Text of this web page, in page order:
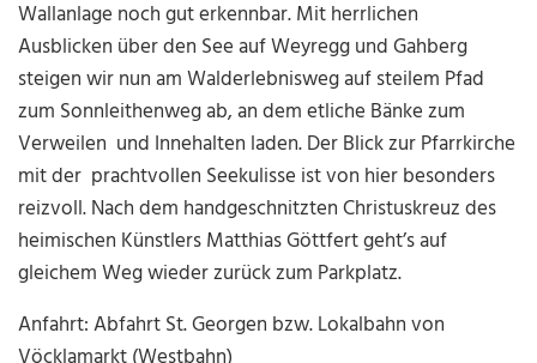
Wallanlage noch gut erkennbar. Mit herrlichen
Ausblicken über den See auf Weyregg und Gahberg
steigen wir nun am Walderlebnisweg auf steilem Pfad
zum Sonnleithenweg ab, an dem etliche Bänke zum
Verweilen und Innehalten laden. Der Blick zur Pfarrkirche
mit der prachtvollen Seekulisse ist von hier besonders
reizvoll. Nach dem handgeschnitzten Christuskreuz des
heimischen Künstlers Matthias Göttfert geht’s auf
gleichem Weg wieder zurück zum Parkplatz.
Anfahrt: Abfahrt St. Georgen bzw. Lokalbahn von